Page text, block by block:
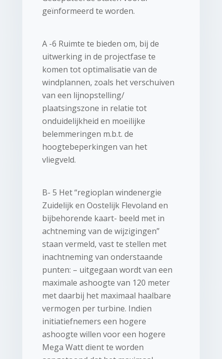
geïnformeerd te worden.
A -6 Ruimte te bieden om, bij de
uitwerking in de projectfase te
komen tot optimalisatie van de
windplannen, zoals het verschuiven
van een lijnopstelling/
plaatsingszone in relatie tot
onduidelijkheid en moeilijke
belemmeringen m.b.t. de
hoogtebeperkingen van het
vliegveld.
B- 5 Het “regioplan windenergie
Zuidelijk en Oostelijk Flevoland en
bijbehorende kaart- beeld met in
achtneming van de wijzigingen”
staan vermeld, vast te stellen met
inachtneming van onderstaande
punten: – uitgegaan wordt van een
maximale ashoogte van 120 meter
met daarbij het maximaal haalbare
vermogen per turbine. Indien
initiatiefnemers een hogere
ashoogte willen voor een hogere
Mega Watt dient te worden